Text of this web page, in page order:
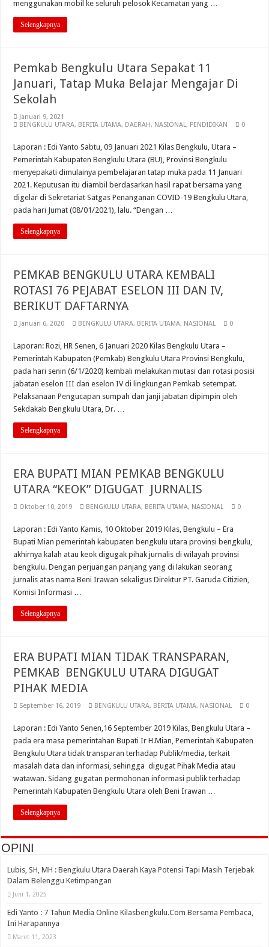
menggunakan mobil ke seluruh pelosok Kecamatan yang …
Selengkapnya
Pemkab Bengkulu Utara Sepakat 11
Januari, Tatap Muka Belajar Mengajar Di
Sekolah
Januari 9, 2021
BENGKULU UTARA, BERITA UTAMA, DAERAH, NASIONAL, PENDIDIKAN 0
Laporan : Edi Yanto Sabtu, 09 Januari 2021 Kilas Bengkulu, Utara –
Pemerintah Kabupaten Bengkulu Utara (BU), Provinsi Bengkulu
menyepakati dimulainya pembelajaran tatap muka pada 11 Januari
2021. Keputusan itu diambil berdasarkan hasil rapat bersama yang
digelar di Sekretariat Satgas Penanganan COVID-19 Bengkulu Utara,
pada hari Jumat (08/01/2021), lalu. “Dengan …
Selengkapnya
PEMKAB BENGKULU UTARA KEMBALI
ROTASI 76 PEJABAT ESELON III DAN IV,
BERIKUT DAFTARNYA
Januari 6, 2020 BENGKULU UTARA, BERITA UTAMA, NASIONAL 0
Laporan: Rozi, HR Senen, 6 Januari 2020 Kilas Bengkulu Utara –
Pemerintah Kabupaten (Pemkab) Bengkulu Utara Provinsi Bengkulu,
pada hari senin (6/1/2020) kembali melakukan mutasi dan rotasi posisi
jabatan eselon III dan eselon IV di lingkungan Pemkab setempat.
Pelaksanaan Pengucapan sumpah dan janji jabatan dipimpin oleh
Sekdakab Bengkulu Utara, Dr. …
Selengkapnya
ERA BUPATI MIAN PEMKAB BENGKULU
UTARA “KEOK” DIGUGAT JURNALIS
Oktober 10, 2019 BENGKULU UTARA, BERITA UTAMA, NASIONAL 0
Laporan : Edi Yanto Kamis, 10 Oktober 2019 Kilas, Bengkulu – Era
Bupati Mian pemerintah kabupaten bengkulu utara provinsi bengkulu,
akhirnya kalah atau keok digugak pihak jurnalis di wilayah provinsi
bengkulu. Dengan perjuangan panjang yang di lakukan seorang
jurnalis atas nama Beni Irawan sekaligus Direktur PT. Garuda Citizien,
Komisi Informasi …
Selengkapnya
ERA BUPATI MIAN TIDAK TRANSPARAN,
PEMKAB BENGKULU UTARA DIGUGAT
PIHAK MEDIA
September 16, 2019 BENGKULU UTARA, BERITA UTAMA, NASIONAL 0
Laporan : Edi Yanto Senen,16 September 2019 Kilas, Bengkulu Utara –
pada era masa pemerintahan Bupati Ir H.Mian, Pemerintah Kabupaten
Bengkulu Utara tidak transparan terhadap Publik/media, terkait
masalah data dan informasi, sehingga digugat Pihak Media atau
watawan. Sidang gugatan permohonan informasi publik terhadap
Pemerintah Kabupaten Bengkulu Utara oleh Beni Irawan …
Selengkapnya
OPINI
Lubis, SH, MH : Bengkulu Utara Daerah Kaya Potensi Tapi Masih Terjebak
Dalam Belenggu Ketimpangan
Juni 1, 2025
Edi Yanto : 7 Tahun Media Online Kilasbengkulu.Com Bersama Pembaca,
Ini Harapannya
Maret 11, 2023